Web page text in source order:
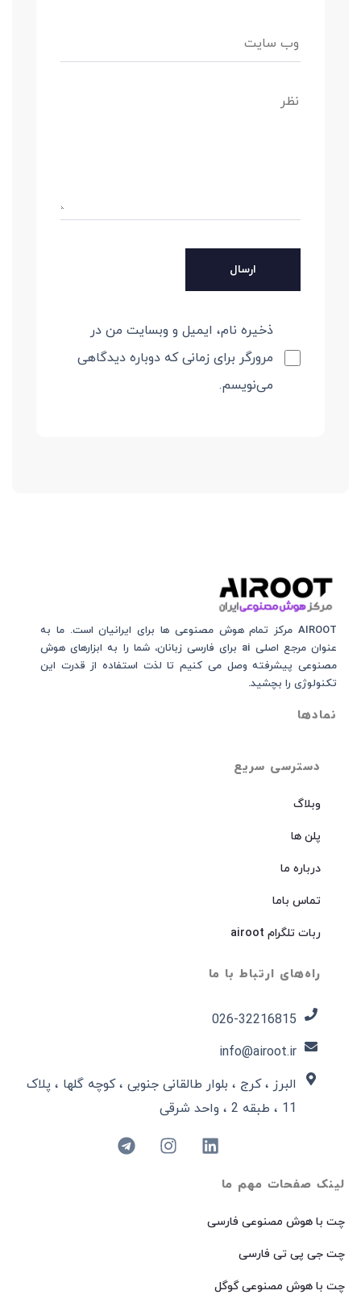
ذخیره نام، ایمیل و وبسایت من در
مرورگر برای زمانی که دوباره دیدگاهی
می‌نویسم.
لینک صفحات مهم ما
چت با هوش مصنوعی فارسی
چت جی پی تی فارسی
چت با هوش مصنوعی گوگل
دسترسی سریع
وبلاگ
پلن ها
درباره ما
تماس باما
ربات تلگرام airoot
راه‌های ارتباط با ما
026-32216815​
info@airoot.ir
البرز ، کرج ، بلوار طالقانی جنوبی ، کوچه گلها ، پلاک
11 ، طبقه 2 ، واحد شرقی
AIROOT مرکز تمام هوش مصنوعی‌‌‌ ها برای ایرانیان است. ما به
عنوان مرجع اصلی ai برای فارسی زبانان، شما را به ابزارهای هوش
مصنوعی پیشرفته وصل می کنیم تا لذت استفاده از قدرت این
تکنولوژی را بچشید.
نمادها